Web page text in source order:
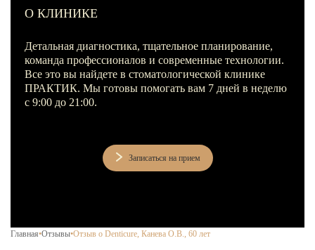
Наращивание зуба
ИСПРАВЛЕНИЕ ПРИКУСА
Металлические брекеты
Установка брекетов
Самолигирующие брекеты
О КЛИНИКЕ
Детальная диагностика, тщательное планирование,
команда профессионалов и современные технологии.
Все это вы найдете в стоматологической клинике
ПРАКТИК. Мы готовы помогать вам 7 дней в неделю
с 9:00 до 21:00.
Записаться на прием
Главная•Отзывы•Отзыв о Denticure, Канева О.В., 60 лет